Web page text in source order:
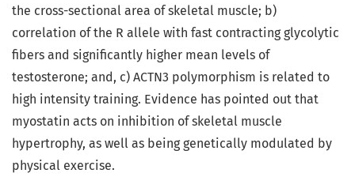
the cross-sectional area of skeletal muscle; b)
correlation of the R allele with fast contracting glycolytic
fibers and significantly higher mean levels of
testosterone; and, c) ACTN3 polymorphism is related to
high intensity training. Evidence has pointed out that
myostatin acts on inhibition of skeletal muscle
hypertrophy, as well as being genetically modulated by
physical exercise.